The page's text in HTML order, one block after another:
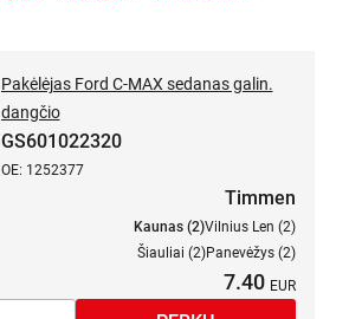
Pakėlėjas Ford C-MAX sedanas galin.
dangčio
GS601022320
OE: 1252377
Timmen
Kaunas (2)Vilnius Len (2)
Šiauliai (2)Panevėžys (2)
7.40